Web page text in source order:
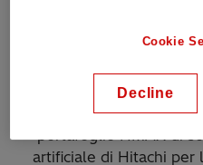
esistenti, anche
Per soddisfare queste
ha lanciato HMAX
portafoglio HMAX di
artificiale di Hitachi per
Cookie
Decline